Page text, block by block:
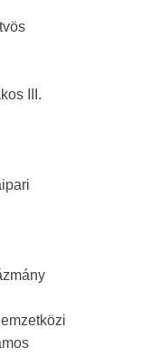
III.